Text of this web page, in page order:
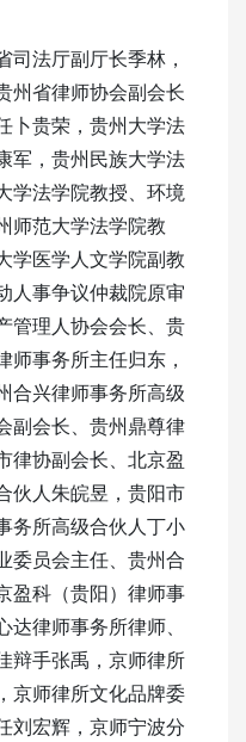
法厅副厅长季林，
州省律师协会副会长
卜贵荣，贵州大学法
军，贵州民族大学法
学法学院教授、环境
师范大学法学院教
学医学人文学院副教
人事争议仲裁院原审
管理人协会会长、贵
师事务所主任归东，
合兴律师事务所高级
副会长、贵州鼎尊律
律协副会长、北京盈
伙人朱皖昱，贵阳市
务所高级合伙人丁小
委员会主任、贵州合
盈科（贵阳）律师事
律师事务所律师、
辩手张禹，京师律所
京师律所文化品牌委
刘宏辉，京师宁波分